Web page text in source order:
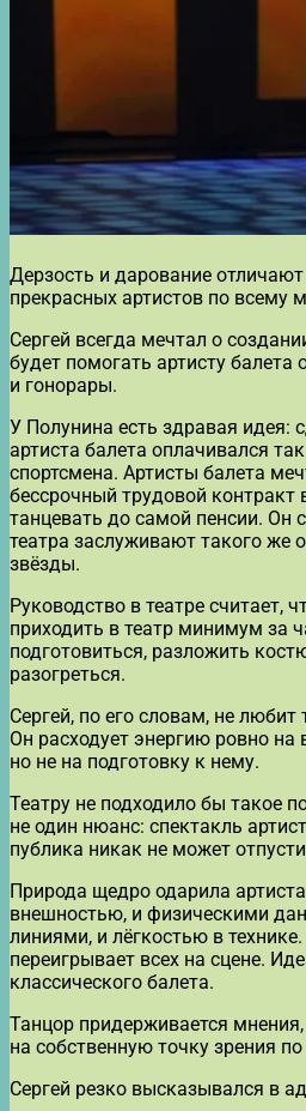
Дерзость и дарование
прекрасных артистов по всему
Сергей всегда мечтал о
будет помогать артисту балета
и гонорары.
У Полунина есть здравая идея:
артиста балета оплачивался
спортсмена. Артисты балета
бессрочный трудовой контракт
танцевать до самой пенсии. Он
театра заслуживают такого же
звёзды.
Руководство в театре считает,
приходить в театр минимум за
подготовиться, разложить
разогреться.
Сергей, по его словам, не любит
Он расходует энергию ровно на
но не на подготовку к нему.
Театру не подходило бы такое
не один нюанс: спектакль
публика никак не может
Природа щедро одарила
внешностью, и физическими
линиями, и лёгкостью в
переигрывает всех на сцене.
классического балета.
Танцор придерживается
на собственную точку зрения
Сергей резко высказывался в